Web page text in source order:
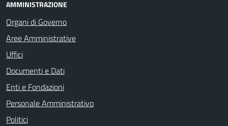
AMMINISTRAZIONE
Organi di Governo
Aree Amministrative
Uffici
Documenti e Dati
Enti e Fondazioni
Personale Amministrativo
Politici